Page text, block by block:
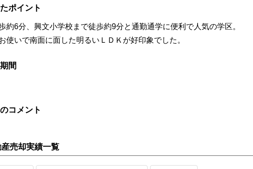
ポイント
約6分、興文小学校まで徒歩約9分と通勤通学に便利で人気の学区。
使いで南面に面した明るいＬＤＫが好印象でした。
間
コメント
売却実績一覧